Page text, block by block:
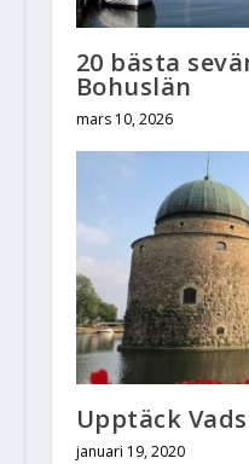
20 bästa
Bohuslän
mars 10, 2026
Upptäck
januari 19, 2020